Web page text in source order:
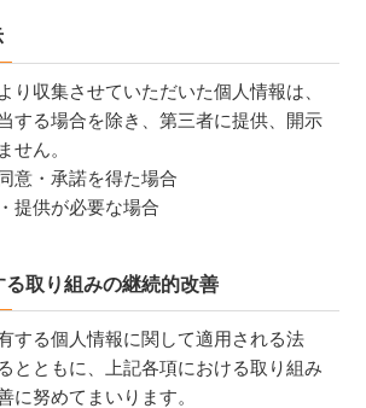
り収集させていただいた個人情報は、
する場合を除き、第三者に提供、開示
せん。
意・承諾を得た場合
提供が必要な場合
取り組みの継続的改善
する個人情報に関して適用される法
とともに、上記各項における取り組み
に努めてまいります。